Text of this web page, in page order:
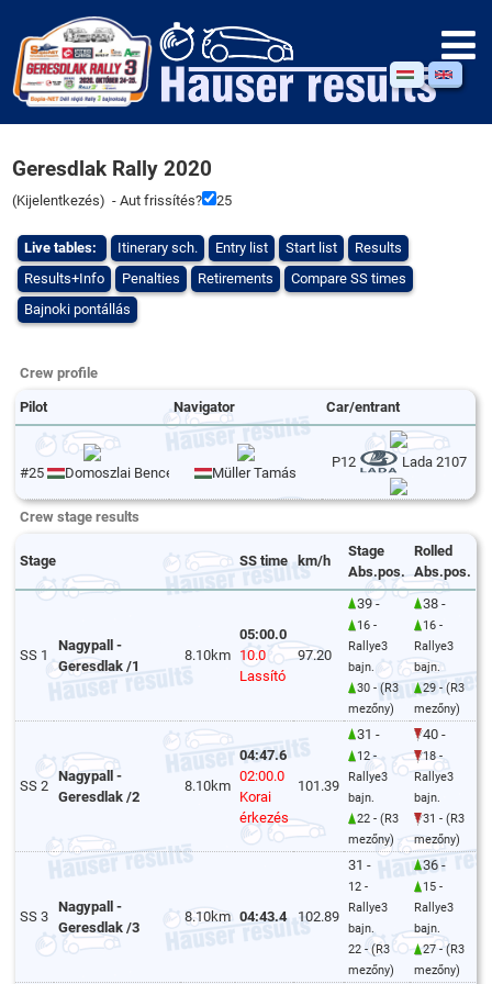
Geresdlak Rally 2020
(Kijelentkezés) - Aut frissítés? 25
Live tables: Itinerary sch. Entry list Start list
Results
Results+Info
Penalties Retirements
Compare SS times
Bajnoki pontállás
Crew profile
Pilot Navigator Car/entrant
#25 Domoszlai Bence Müller Tamás
P12 Lada 2107
Crew stage results
Stage SS time km/h
Stage
Abs.pos.
Rolled
Abs.pos.
SS 1
Nagypall -
Geresdlak /1
8.10km
05:00.0
10.0
Lassító
97.20
39 -
16 -
Rallye3
bajn.
30 - (R3
mezőny)
38 -
16 -
Rallye3
bajn.
29 - (R3
mezőny)
SS 2
Nagypall -
Geresdlak /2
8.10km
04:47.6
02:00.0
Korai
érkezés
101.39
31 -
12 -
Rallye3
bajn.
22 - (R3
mezőny)
40 -
18 -
Rallye3
bajn.
31 - (R3
mezőny)
SS 3
Nagypall -
Geresdlak /3
8.10km 04:43.4 102.89
31 -
12 -
Rallye3
bajn.
22 - (R3
mezőny)
36 -
15 -
Rallye3
bajn.
27 - (R3
mezőny)